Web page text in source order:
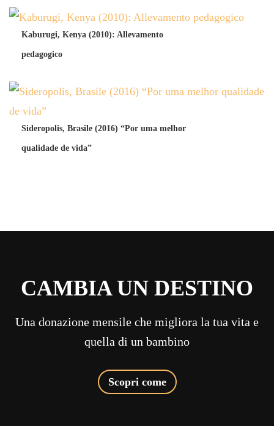
Kaburugi, Kenya (2010): Allevamento
pedagogico
Sideropolis, Brasile (2016) “Por uma melhor
qualidade de vida”
CAMBIA UN DESTINO
Una donazione mensile che migliora la tua vita e
quella di un bambino
Scopri come